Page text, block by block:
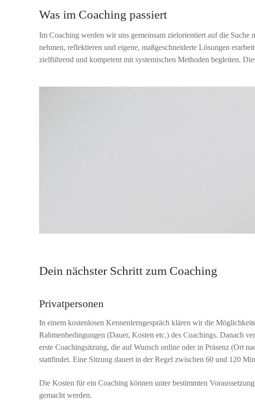
Was im Coaching passiert
Im Coaching werden wir uns gemeinsam zielorientiert auf die
nehmen, reflektieren und eigene, maßgeschneiderte Lösungen
zielführend und kompetent mit systemischen Methoden begleiten.
Dein nächster Schritt zum Coaching
Privatpersonen
In einem kostenlosen Kennenlerngespräch klären wir die
Rahmenbedingungen (Dauer, Kosten etc.) des Coachings. Danach
erste Coachingsitzung, die auf Wunsch online oder in Präsenz (Ort
stattfindet. Eine Sitzung dauert in der Regel zwischen 60 und 120
Die Kosten für ein Coaching können unter bestimmten
gemacht werden.